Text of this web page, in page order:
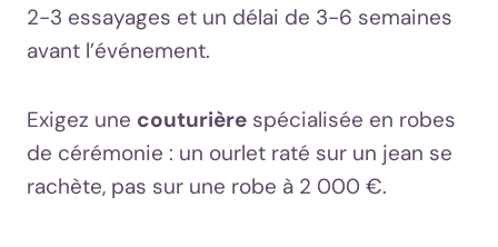
2-3 essayages et un délai de 3-6 semaines
avant l’événement.
Exigez une couturière spécialisée en robes
de cérémonie : un ourlet raté sur un jean se
rachète, pas sur une robe à 2 000 €.